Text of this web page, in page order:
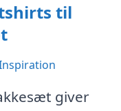
til
giver